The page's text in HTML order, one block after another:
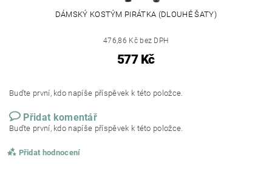
DÁMSKÝ KOSTÝM PIRÁTKA (DLOUHÉ ŠATY)
476,86 Kč bez DPH
577 Kč
Buďte první, kdo napíše příspěvek k této položce.
Přidat komentář
Buďte první, kdo napíše příspěvek k této položce.
Přidat hodnocení